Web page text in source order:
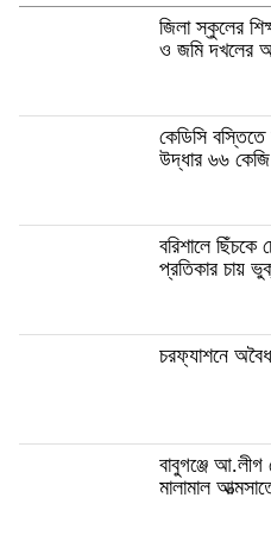
জিলা স্কুলের
ও জমি দখলের
কেডিসি
উদ্ধার ৬৬
বরিশালে ছিঁচকে
প্রতিকার চায়
চরফ্যাশনে
বাবুগঞ্জে আ.লীগ
মালামাল